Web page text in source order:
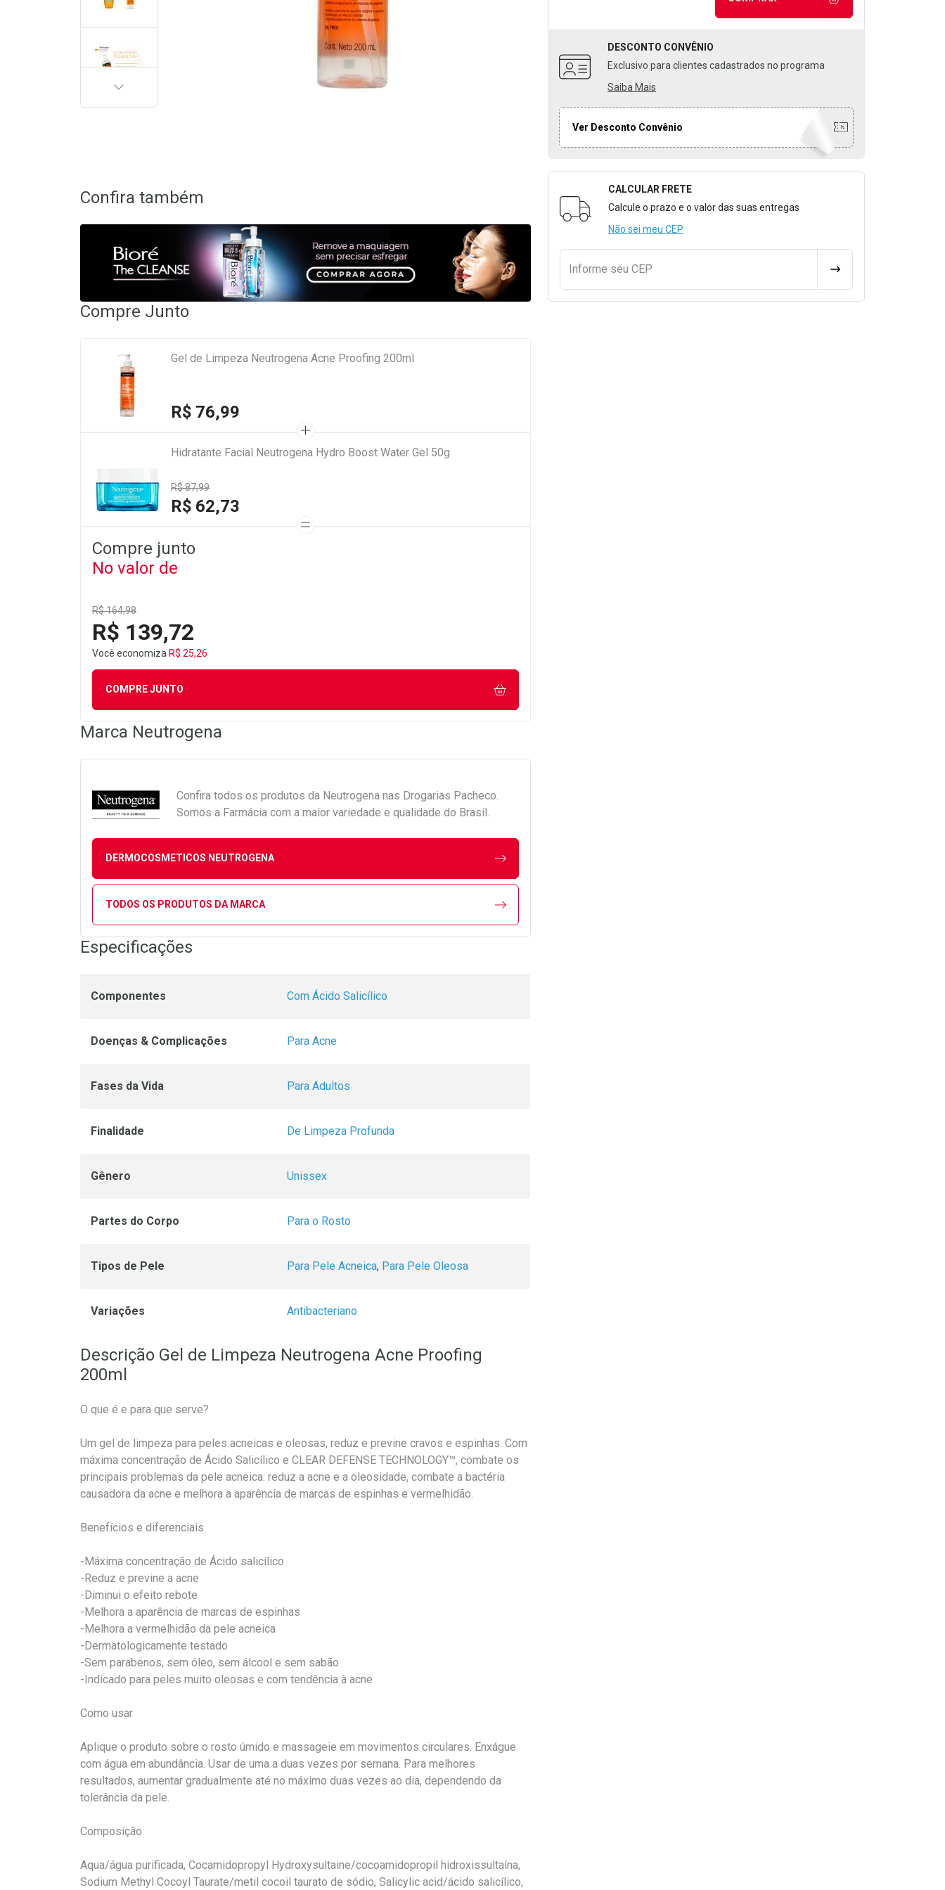
DESCONTO CONVÊNIO
Exclusivo para clientes cadastrados no programa
Saiba Mais
Ver Desconto Convênio
Formulário para Calcular o Frete
CALCULAR FRETE
Calcule o prazo e o valor das suas entregas
Não sei meu CEP
Informe seu CEP CALCULAR FRETE
PRÓXIMA
Confira também
Compre Junto
Gel de Limpeza Neutrogena Acne Proofing 200ml
R$ 76,99
Hidratante Facial Neutrogena Hydro Boost Water Gel 50g
R$ 87,99
R$ 62,73
Compre junto
No valor de
R$ 164,98
R$ 139,72
Você economiza R$ 25,26
COMPRE JUNTO
Marca Neutrogena
Confira todos os produtos da Neutrogena nas Drogarias Pacheco.
Somos a Farmácia com a maior variedade e qualidade do Brasil.
DERMOCOSMETICOS NEUTROGENA
TODOS OS PRODUTOS DA MARCA
Especificações
Componentes Com Ácido Salicílico
Doenças & Complicações Para Acne
Fases da Vida Para Adultos
Finalidade De Limpeza Profunda
Gênero Unissex
Partes do Corpo Para o Rosto
Tipos de Pele Para Pele Acneica, Para Pele Oleosa
Variações Antibacteriano
Descrição Gel de Limpeza Neutrogena Acne Proofing
200ml
O que é e para que serve?
Um gel de limpeza para peles acneicas e oleosas, reduz e previne cravos e espinhas. Com
máxima concentração de Ácido Salicílico e CLEAR DEFENSE TECHNOLOGY™, combate os
principais problemas da pele acneica: reduz a acne e a oleosidade, combate a bactéria
causadora da acne e melhora a aparência de marcas de espinhas e vermelhidão.
Benefícios e diferenciais
-Máxima concentração de Ácido salicílico
-Reduz e previne a acne
-Diminui o efeito rebote
-Melhora a aparência de marcas de espinhas
-Melhora a vermelhidão da pele acneica
-Dermatologicamente testado
-Sem parabenos, sem óleo, sem álcool e sem sabão
-Indicado para peles muito oleosas e com tendência à acne
Como usar
Aplique o produto sobre o rosto úmido e massageie em movimentos circulares. Enxágue
com água em abundância. Usar de uma a duas vezes por semana. Para melhores
resultados, aumentar gradualmente até no máximo duas vezes ao dia, dependendo da
tolerância da pele.
Composição
Aqua/água purificada, Cocamidopropyl Hydroxysultaine/cocoamidopropil hidroxissultaína,
Sodium Methyl Cocoyl Taurate/metil cocoil taurato de sódio, Salicylic acid/ácido salicílico,